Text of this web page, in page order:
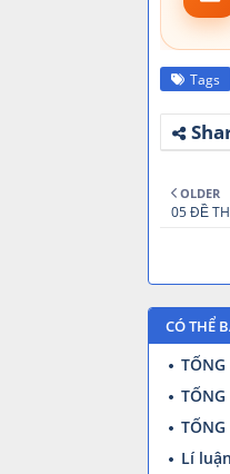
Tags
OLDER
05 ĐỀ
CÓ THỂ
Lí